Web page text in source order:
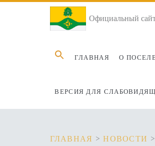
Официальный
Search
for:
ГЛАВНАЯ О
ВЕРСИЯ ДЛЯ
ГЛАВНАЯ >НОВОСТИ >